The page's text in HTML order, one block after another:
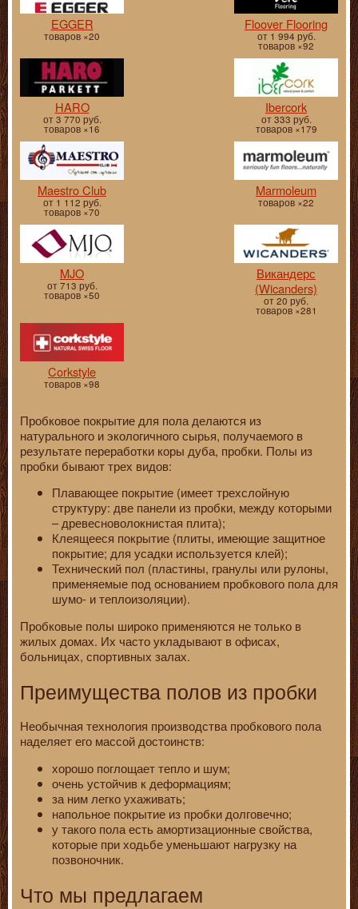
EGGER
товаров ×20
Floover Flooring
от 1 994 руб.
товаров ×92
HARO
от 3 770 руб.
товаров ×16
Ibercork
от 333 руб.
товаров ×179
Maestro Club
от 1 112 руб.
товаров ×70
Marmoleum
товаров ×22
MJO
от 713 руб.
товаров ×50
Викандерс
(Wicanders)
от 20 руб.
товаров ×281
Corkstyle
товаров ×98
Пробковое покрытие для пола делаются из
натурального и экологичного сырья, получаемого в
результате переработки коры дуба, пробки. Полы из
пробки бывают трех видов:
Плавающее покрытие (имеет трехслойную
структуру: две панели из пробки, между которыми
– древесноволокнистая плита);
Клеящееся покрытие (плиты, имеющие защитное
покрытие; для усадки используется клей);
Технический пол (пластины, гранулы или рулоны,
применяемые под основанием пробкового пола для
шумо- и теплоизоляции).
Пробковые полы широко применяются не только в
жилых домах. Их часто укладывают в офисах,
больницах, спортивных залах.
Преимущества полов из пробки
Необычная технология производства пробкового пола
наделяет его массой достоинств:
хорошо поглощает тепло и шум;
очень устойчив к деформациям;
за ним легко ухаживать;
напольное покрытие из пробки долговечно;
у такого пола есть амортизационные свойства,
которые при ходьбе уменьшают нагрузку на
позвоночник.
Что мы предлагаем